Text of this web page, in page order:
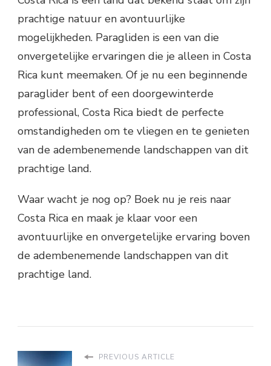
prachtige natuur en avontuurlijke
mogelijkheden. Paragliden is een van die
onvergetelijke ervaringen die je alleen in Costa
Rica kunt meemaken. Of je nu een beginnende
paraglider bent of een doorgewinterde
professional, Costa Rica biedt de perfecte
omstandigheden om te vliegen en te genieten
van de adembenemende landschappen van dit
prachtige land.
Waar wacht je nog op? Boek nu je reis naar
Costa Rica en maak je klaar voor een
avontuurlijke en onvergetelijke ervaring boven
de adembenemende landschappen van dit
prachtige land.
PREVIOUS ARTICLE